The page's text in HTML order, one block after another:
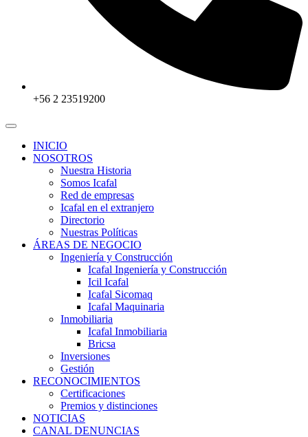
+56 2 23519200
INICIO
NOSOTROS
Nuestra Historia
Somos Icafal
Red de empresas
Icafal en el extranjero
Directorio
Nuestras Políticas
ÁREAS DE NEGOCIO
Ingeniería y Construcción
Icafal Ingeniería y Construcción
Icil Icafal
Icafal Sicomaq
Icafal Maquinaria
Inmobiliaria
Icafal Inmobiliaria
Bricsa
Inversiones
Gestión
RECONOCIMIENTOS
Certificaciones
Premios y distinciones
NOTICIAS
CANAL DENUNCIAS